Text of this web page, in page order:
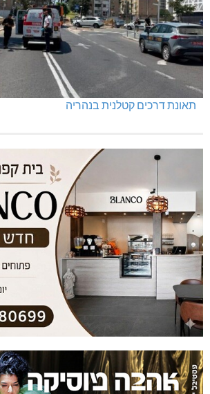
נחל כזיב: חילוץ בעומס החום הכבד
תאונת דרכים קטלנית בנהריה